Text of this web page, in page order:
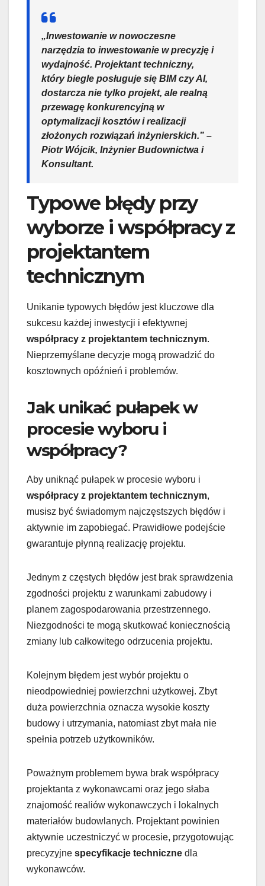
„Inwestowanie w nowoczesne
narzędzia to inwestowanie w precyzję i
wydajność. Projektant techniczny,
który biegle posługuje się BIM czy AI,
dostarcza nie tylko projekt, ale realną
przewagę konkurencyjną w
optymalizacji kosztów i realizacji
złożonych rozwiązań inżynierskich.” –
Piotr Wójcik, Inżynier Budownictwa i
Konsultant.
Typowe błędy przy
wyborze i współpracy z
projektantem
technicznym
Unikanie typowych błędów jest kluczowe dla
sukcesu każdej inwestycji i efektywnej
współpracy z projektantem technicznym.
Nieprzemyślane decyzje mogą prowadzić do
kosztownych opóźnień i problemów.
Jak unikać pułapek w
procesie wyboru i
współpracy?
Aby uniknąć pułapek w procesie wyboru i
współpracy z projektantem technicznym,
musisz być świadomym najczęstszych błędów i
aktywnie im zapobiegać. Prawidłowe podejście
gwarantuje płynną realizację projektu.
Jednym z częstych błędów jest brak sprawdzenia
zgodności projektu z warunkami zabudowy i
planem zagospodarowania przestrzennego.
Niezgodności te mogą skutkować koniecznością
zmiany lub całkowitego odrzucenia projektu.
Kolejnym błędem jest wybór projektu o
nieodpowiedniej powierzchni użytkowej. Zbyt
duża powierzchnia oznacza wysokie koszty
budowy i utrzymania, natomiast zbyt mała nie
spełnia potrzeb użytkowników.
Poważnym problemem bywa brak współpracy
projektanta z wykonawcami oraz jego słaba
znajomość realiów wykonawczych i lokalnych
materiałów budowlanych. Projektant powinien
aktywnie uczestniczyć w procesie, przygotowując
precyzyjne specyfikacje techniczne dla
wykonawców.